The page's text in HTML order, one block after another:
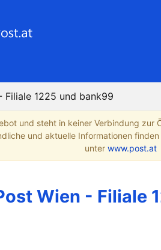
Filiale 1225 und bank99
und steht in keiner Verbindung
und aktuelle Informationen
unter www.post.at
Wien - Filiale